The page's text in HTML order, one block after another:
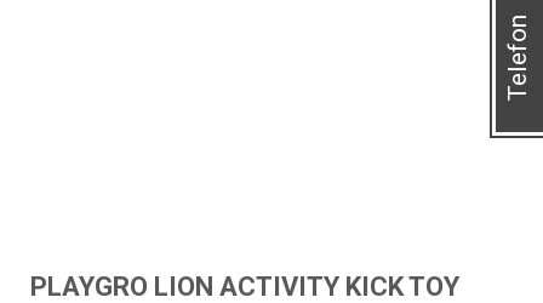
PLAYGRO LION ACTIVITY KICK TOY
Telefon